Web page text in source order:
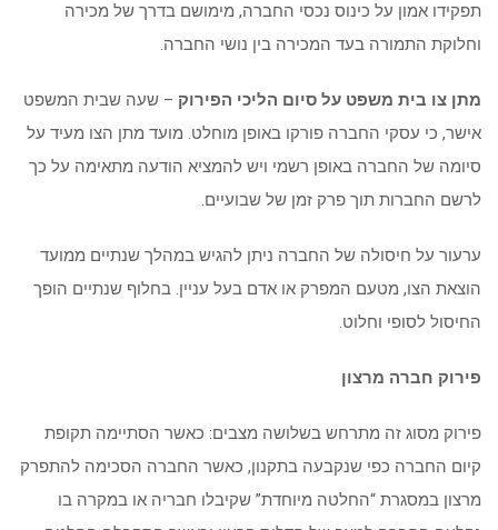
תפקידו אמון על כינוס נכסי החברה, מימושם בדרך של מכירה
וחלוקת התמורה בעד המכירה בין נושי החברה.
מתן צו בית משפט על סיום הליכי הפירוק – שעה שבית המשפט
אישר, כי עסקי החברה פורקו באופן מוחלט. מועד מתן הצו מעיד על
סיומה של החברה באופן רשמי ויש להמציא הודעה מתאימה על כך
לרשם החברות תוך פרק זמן של שבועיים.
ערעור על חיסולה של החברה ניתן להגיש במהלך שנתיים ממועד
הוצאת הצו, מטעם המפרק או אדם בעל עניין. בחלוף שנתיים הופך
החיסול לסופי וחלוט.
פירוק חברה מרצון
פירוק מסוג זה מתרחש בשלושה מצבים: כאשר הסתיימה תקופת
קיום החברה כפי שנקבעה בתקנון, כאשר החברה הסכימה להתפרק
מרצון במסגרת “החלטה מיוחדת” שקיבלו חבריה או במקרה בו